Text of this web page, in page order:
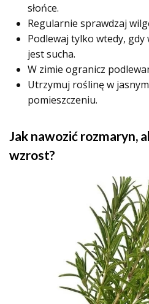
słońce.
Regularnie sprawdzaj
Podlewaj tylko wtedy,
jest sucha.
W zimie ogranicz
Utrzymuj roślinę w jasnym
pomieszczeniu.
Jak nawozić rozmaryn,
wzrost?